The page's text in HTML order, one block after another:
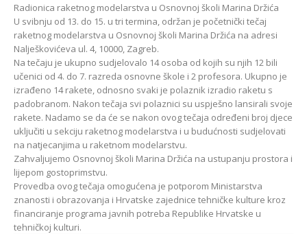
Radionica raketnog modelarstva u Osnovnoj školi Marina Držića
U svibnju od 13. do 15. u tri termina, održan je početnički tečaj
raketnog modelarstva u Osnovnoj školi Marina Držića na adresi
Nalješkovićeva ul. 4, 10000, Zagreb.
Na tečaju je ukupno sudjelovalo 14 osoba od kojih su njih 12 bili
učenici od 4. do 7. razreda osnovne škole i 2 profesora. Ukupno je
izrađeno 14 rakete, odnosno svaki je polaznik izradio raketu s
padobranom. Nakon tečaja svi polaznici su uspješno lansirali svoje
rakete. Nadamo se da će se nakon ovog tečaja određeni broj djece
uključiti u sekciju raketnog modelarstva i u budućnosti sudjelovati
na natjecanjima u raketnom modelarstvu.
Zahvaljujemo Osnovnoj školi Marina Držića na ustupanju prostora i
lijepom gostoprimstvu.
Provedba ovog tečaja omogućena je potporom Ministarstva
znanosti i obrazovanja i Hrvatske zajednice tehničke kulture kroz
financiranje programa javnih potreba Republike Hrvatske u
tehničkoj kulturi.